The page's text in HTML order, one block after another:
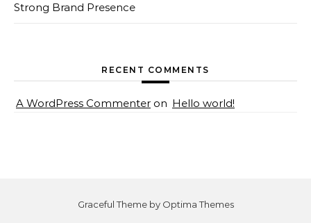
Strong Brand Presence
RECENT COMMENTS
A WordPress Commenter on Hello world!
Graceful Theme by Optima Themes